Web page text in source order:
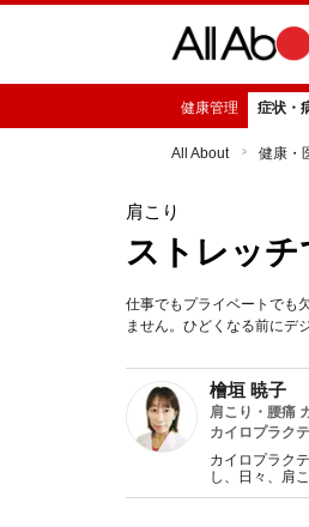
健康管理 症状・
All About 健康・
肩こり
ストレッ
仕事でもプライベートでも
ません。ひどくなる前にデ
檜垣 暁子
肩こり・腰痛
カイロプラク
カイロプラク
し、日々、肩
予防に役立つ